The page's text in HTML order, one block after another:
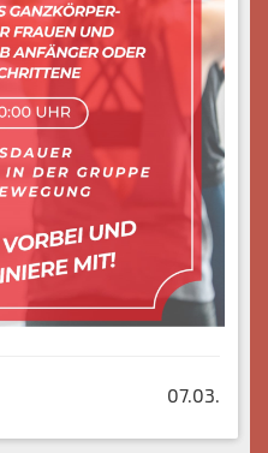
07.03.